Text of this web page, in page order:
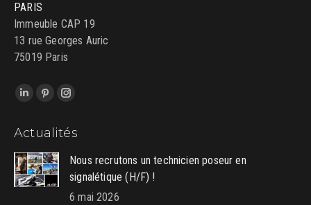
PARIS
Immeuble CAP 19
13 rue Georges Auric
75019 Paris
Trouvez nous sur :
LinkedIn
opens
in
new
window
Pinterest
opens
in
new
window
Instagram
opens
in
new
window
Actualités
Nous recrutons un technicien poseur en
signalétique (H/F) !
6 mai 2026